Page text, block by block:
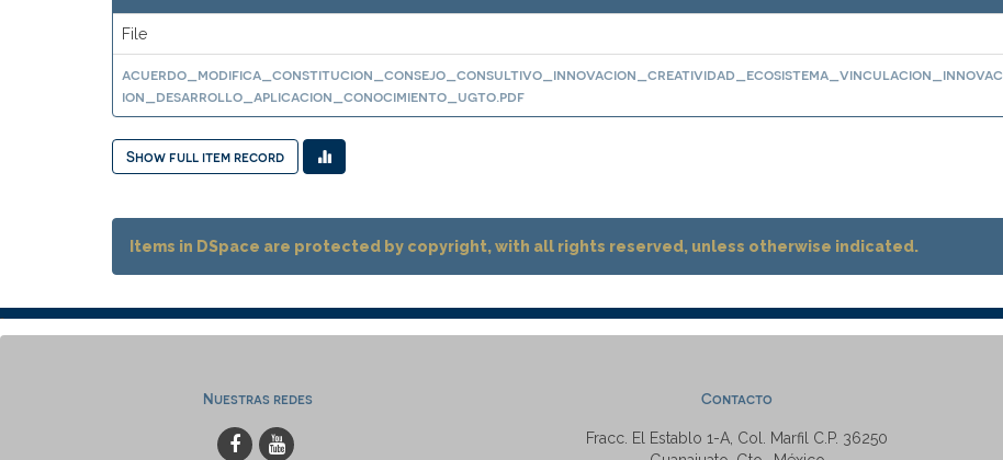
File
acuerdo_modifica_constitucion_consejo_consultivo_innovacion_creatividad_ecosistema_vinculacion_innovac
ion_desarrollo_aplicacion_conocimiento_ugto.pdf
Show full item record
Items in DSpace are protected by copyright, with all rights reserved, unless otherwise indicated.
Nuestras redes Contacto
Fracc. El Establo 1-A, Col. Marfil C.P. 36250